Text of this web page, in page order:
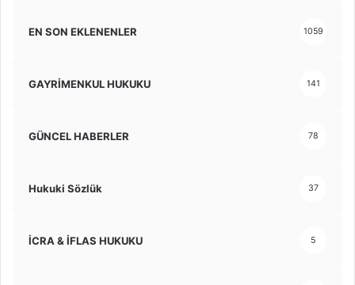
EN SON EKLENENLER 1059
GAYRİMENKUL HUKUKU 141
GÜNCEL HABERLER 78
Hukuki Sözlük 37
İCRA & İFLAS HUKUKU 5